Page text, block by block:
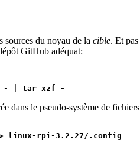
du noyau de la cible. Et
GitHub adéquat:
- | tar xzf -
dans le pseudo-système de fichiers
> linux-rpi-3.2.27/.config